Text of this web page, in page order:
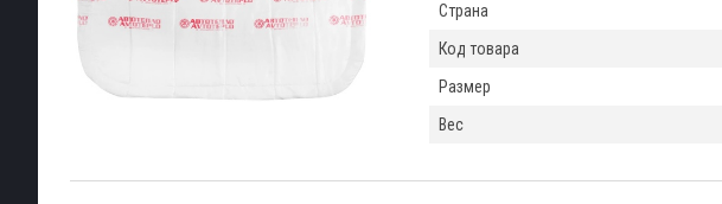
Страна
Код товара
Размер
Вес